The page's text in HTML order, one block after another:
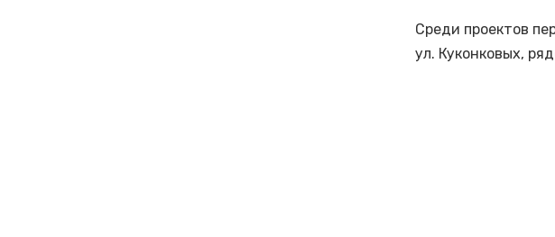
Среди проектов
ул. Куконковых,